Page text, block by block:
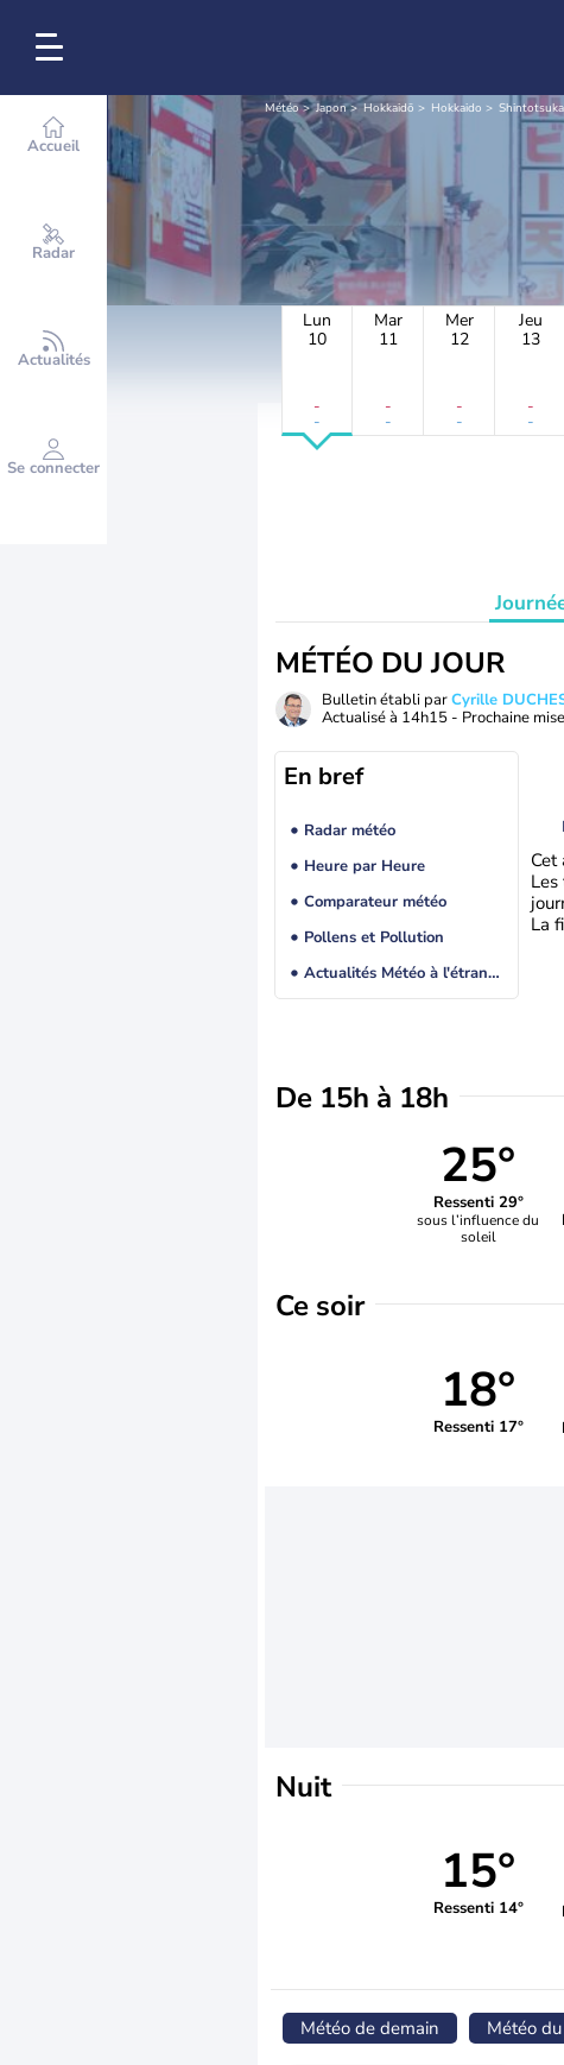
Accueil
Radar
Actualités
Se connecter
Météo Japon Hokkaidō Hokkaido
Lun
10
-
-
Mar
11
-
-
Mer
12
-
-
Jeu
13
-
-
MÉTÉO DU JOUR
Bulletin établi parCyrille
Actualisé à 14h15 - Prochaine
En bref
Radar météo
Heure par Heure
Comparateur météo
Pollens et Pollution
Actualités Météo à l'étranger
Cet
La
De 15h à 18h
25°
Ressenti 29°
sous l’influence du
soleil
Ce soir
18°
Ressenti 17°
Nuit
15°
Ressenti 14°
Météo de demain Météo